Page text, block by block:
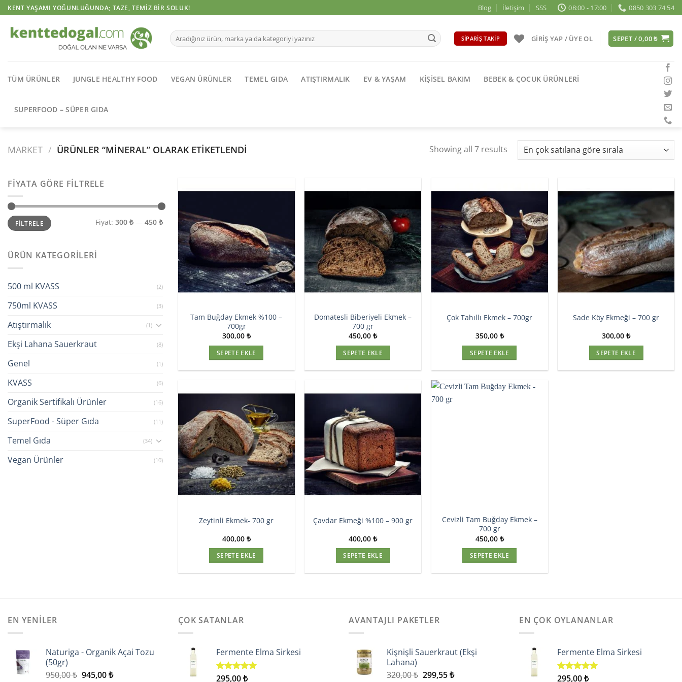
İçeriğe
atla
KENT YAŞAMI YOĞUNLUĞUNDA; TAZE, TEMIZ BIR SOLUK! Blog İletişim SSS 08:00 - 17:00 0850 303 74 54
Ara: SIPARIŞ TAKIP GIRIŞ YAP / ÜYE OL SEPET /0,00₺
TÜM ÜRÜNLER JUNGLE HEALTHY FOOD VEGAN ÜRÜNLER TEMEL GIDA ATIŞTIRMALIK EV & YAŞAM KIŞISEL BAKIM BEBEK & ÇOCUK ÜRÜNLERI
SUPERFOOD – SÜPER GIDA
MARKET / ÜRÜNLER “MINERAL” OLARAK ETIKETLENDI Showing all 7 results
FIYATA GÖRE FILTRELE
En
düşük
fiyat
En
yüksek
fiyat
FILTRELE Fiyat: 300 ₺ — 450 ₺
ÜRÜN KATEGORILERI
500 ml KVASS (2)
750ml KVASS (3)
Atıştırmalık (1)
Ekşi Lahana Sauerkraut (8)
Genel (1)
KVASS (6)
Organik Sertifikalı Ürünler (16)
SuperFood - Süper Gıda (11)
Temel Gıda (34)
Vegan Ürünler (10)
Tam Buğday Ekmek %100 –
700gr
300,00 ₺
SEPETE EKLE
Domatesli Biberiyeli Ekmek –
700 gr
450,00₺
SEPETE EKLE
Çok Tahıllı Ekmek – 700gr
350,00 ₺
SEPETE EKLE
Sade Köy Ekmeği – 700 gr
300,00₺
SEPETE EKLE
Zeytinli Ekmek- 700 gr
400,00 ₺
SEPETE EKLE
Çavdar Ekmeği %100 – 900 gr
400,00₺
SEPETE EKLE
Cevizli Tam Buğday Ekmek –
700 gr
450,00 ₺
SEPETE EKLE
EN YENILER
Naturiga - Organik Açai Tozu
(50gr)
950,00₺ Orijinal
945,00₺Şu
ÇOK SATANLAR
Fermente Elma Sirkesi
5 üzerinden
295,00₺
AVANTAJLI PAKETLER
Kişnişli Sauerkraut (Ekşi
Lahana)
320,00₺ Orijinal
299,55₺Şu
EN ÇOK OYLANANLAR
Fermente Elma Sirkesi
5 üzerinden
295,00₺